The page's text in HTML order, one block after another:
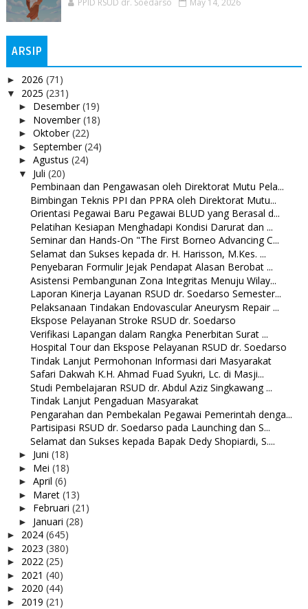
PPID RSUD dr. Soedarso May 14, 2026
ARSIP
► 2026 (71)
▼ 2025 (231)
► Desember(19)
► November(18)
► Oktober(22)
► September(24)
► Agustus (24)
▼ Juli (20)
Pembinaan dan Pengawasan oleh Direktorat Mutu Pela...
Bimbingan Teknis PPI dan PPRA oleh Direktorat Mutu...
Orientasi Pegawai Baru Pegawai BLUD yang Berasal d...
Pelatihan Kesiapan Menghadapi Kondisi Darurat dan ...
Seminar dan Hands-On "The First Borneo Advancing C...
Selamat dan Sukses kepada dr. H. Harisson, M.Kes. ...
Penyebaran Formulir Jejak Pendapat Alasan Berobat ...
Asistensi Pembangunan Zona Integritas Menuju Wilay...
Laporan Kinerja Layanan RSUD dr. Soedarso Semester...
Pelaksanaan Tindakan Endovascular Aneurysm Repair ...
Ekspose Pelayanan Stroke RSUD dr. Soedarso
Verifikasi Lapangan dalam Rangka Penerbitan Surat ...
Hospital Tour dan Ekspose Pelayanan RSUD dr. Soedarso
Tindak Lanjut Permohonan Informasi dari Masyarakat
Safari Dakwah K.H. Ahmad Fuad Syukri, Lc. di Masji...
Studi Pembelajaran RSUD dr. Abdul Aziz Singkawang ...
Tindak Lanjut Pengaduan Masyarakat
Pengarahan dan Pembekalan Pegawai Pemerintah denga...
Partisipasi RSUD dr. Soedarso pada Launching dan S...
Selamat dan Sukses kepada Bapak Dedy Shopiardi, S....
► Juni (18)
► Mei (18)
► April (6)
► Maret (13)
► Februari (21)
► Januari (28)
► 2024 (645)
► 2023 (380)
► 2022 (25)
► 2021 (40)
► 2020 (44)
► 2019 (21)